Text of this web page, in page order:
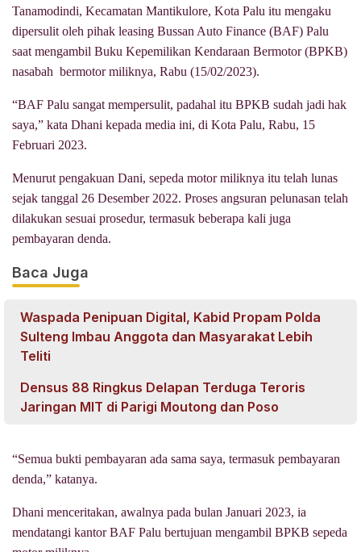
Tanamodindi, Kecamatan Mantikulore, Kota Palu itu mengaku
dipersulit oleh pihak leasing Bussan Auto Finance (BAF) Palu
saat mengambil Buku Kepemilikan Kendaraan Bermotor (BPKB)
nasabah bermotor miliknya, Rabu (15/02/2023).
“BAF Palu sangat mempersulit, padahal itu BPKB sudah jadi hak
saya,” kata Dhani kepada media ini, di Kota Palu, Rabu, 15
Februari 2023.
Menurut pengakuan Dani, sepeda motor miliknya itu telah lunas
sejak tanggal 26 Desember 2022. Proses angsuran pelunasan telah
dilakukan sesuai prosedur, termasuk beberapa kali juga
pembayaran denda.
Baca Juga
Waspada Penipuan Digital, Kabid Propam Polda
Sulteng Imbau Anggota dan Masyarakat Lebih
Teliti
Densus 88 Ringkus Delapan Terduga Teroris
Jaringan MIT di Parigi Moutong dan Poso
“Semua bukti pembayaran ada sama saya, termasuk pembayaran
denda,” katanya.
Dhani menceritakan, awalnya pada bulan Januari 2023, ia
mendatangi kantor BAF Palu bertujuan mengambil BPKB sepeda